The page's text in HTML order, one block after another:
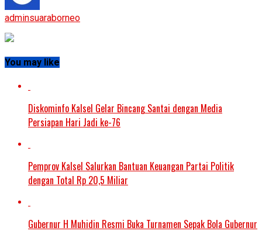
adminsuaraborneo
You may like
Diskominfo Kalsel Gelar Bincang Santai dengan Media
Persiapan Hari Jadi ke-76
Pemprov Kalsel Salurkan Bantuan Keuangan Partai Politik
dengan Total Rp 20,5 Miliar
Gubernur H Muhidin Resmi Buka Turnamen Sepak Bola Gubernur